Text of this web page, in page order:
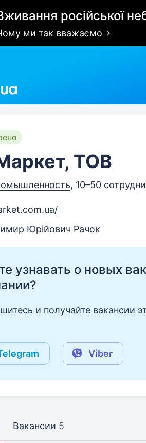
російської
ми так вважаємо
ТОВ
, 10–50
Юрійович Рачок
узнавать о новых
и получайте вакансии
Viber
Вакансии 5